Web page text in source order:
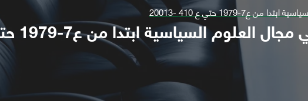
حتي ع 410 -20013
مجلة المستقبل العربي